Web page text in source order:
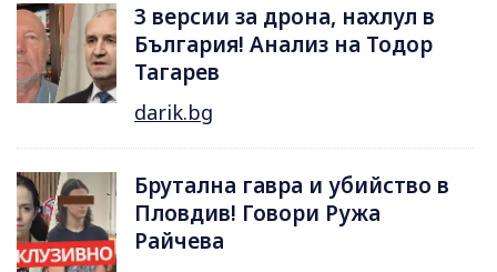
3 версии за дрона, нахлул в
България! Анализ на Тодор
Тагарев
darik.bg
Брутална гавра и убийство в
Пловдив! Говори Ружа
Райчева